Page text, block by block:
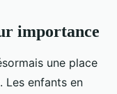
importance
une place
Les enfants en